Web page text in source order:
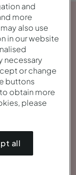
and
more
also use
in our website
necessary
or change
buttons
obtain more
please
all